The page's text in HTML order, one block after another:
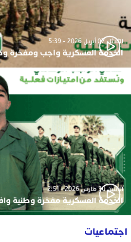
الثلاثاء 07 أبريل 2026 - 5:39
الخدمة العسكرية واجب ومفخرة
الإثنين 30 مارس 2026 - 2:51
الخدمة العسكرية مفخرة وطنية
اجتماعيات